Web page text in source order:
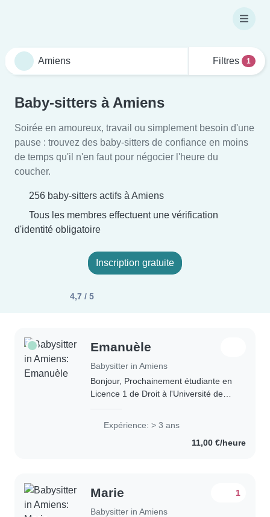
Filtres 1
Baby-sitters à Amiens
Soirée en amoureux, travail ou simplement besoin d'une
pause : trouvez des baby-sitters de confiance en moins
de temps qu'il n'en faut pour négocier l'heure du
coucher.
256 baby-sitters actifs à Amiens
Tous les membres effectuent une vérification
d'identité obligatoire
Inscription gratuite
4,7 / 5
Emanuèle
Babysitter in Amiens
Bonjour, Prochainement étudiante en
Licence 1 de Droit à l'Université de
de vos enfants et l'accompagnement
Expérience: > 3 ans
11,00 €/heure
Marie
Babysitter in Amiens
1